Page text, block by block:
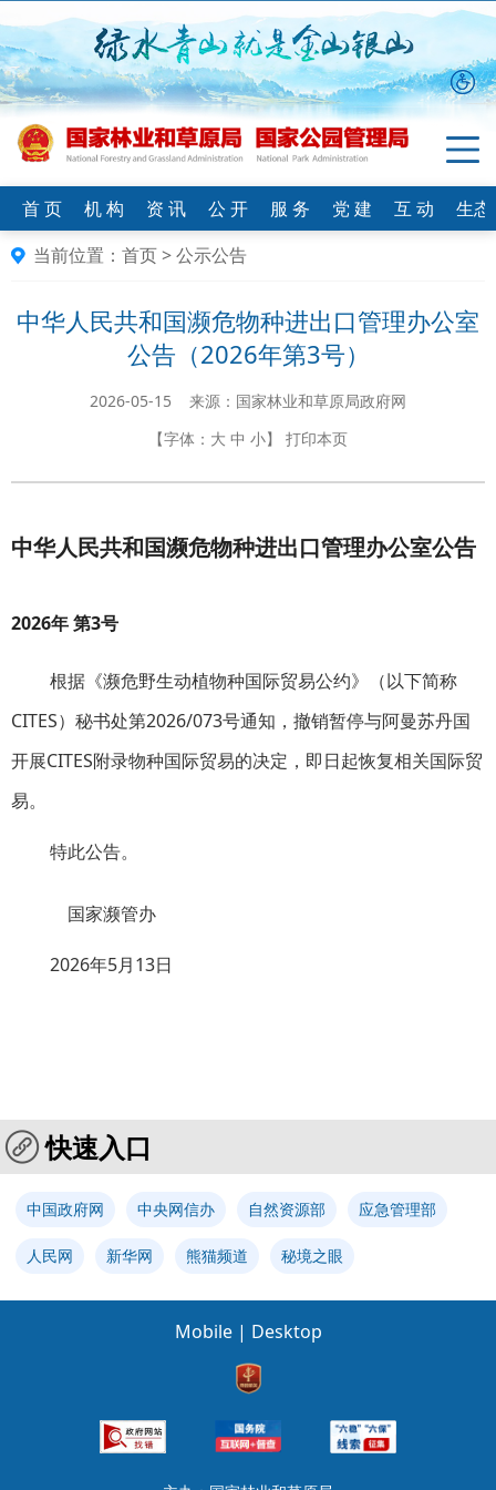
首 页 机 构 资 讯 公 开 服 务 党 建 互 动
生
当前位置： 首页>公示公告
中华人民共和国濒危物种进出口管理办公室
公告（2026年第3号）
2026-05-15 来源：国家林业和草原局政府网
【字体： 大 中 小】 打印本页
中华人民共和国濒危物种进出口管理办公室公告
2026年 第3号
根据《濒危野生动植物种国际贸易公约》（以下简称
CITES）秘书处第2026/073号通知，撤销暂停与阿曼苏丹国
开展CITES附录物种国际贸易的决定，即日起恢复相关国际贸
易。
特此公告。
国家濒管办
2026年5月13日
快速入口
中国政府网 中央网信办 自然资源部 应急管理部
人民网 新华网 熊猫频道 秘境之眼
Mobile | Desktop